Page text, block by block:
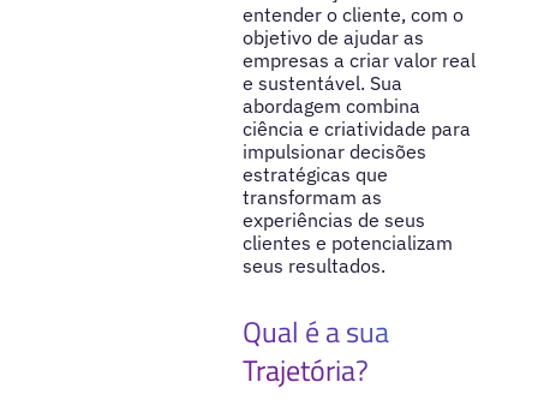
entender o cliente, com o
objetivo de ajudar as
empresas a criar valor real
e sustentável. Sua
abordagem combina
ciência e criatividade para
impulsionar decisões
estratégicas que
transformam as
experiências de seus
clientes e potencializam
seus resultados.
Qual é a sua
Trajetória?